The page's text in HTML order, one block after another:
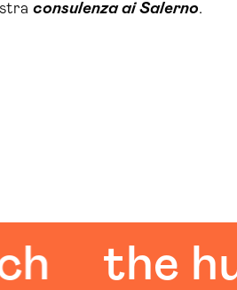
consulenza ai Salerno.
the